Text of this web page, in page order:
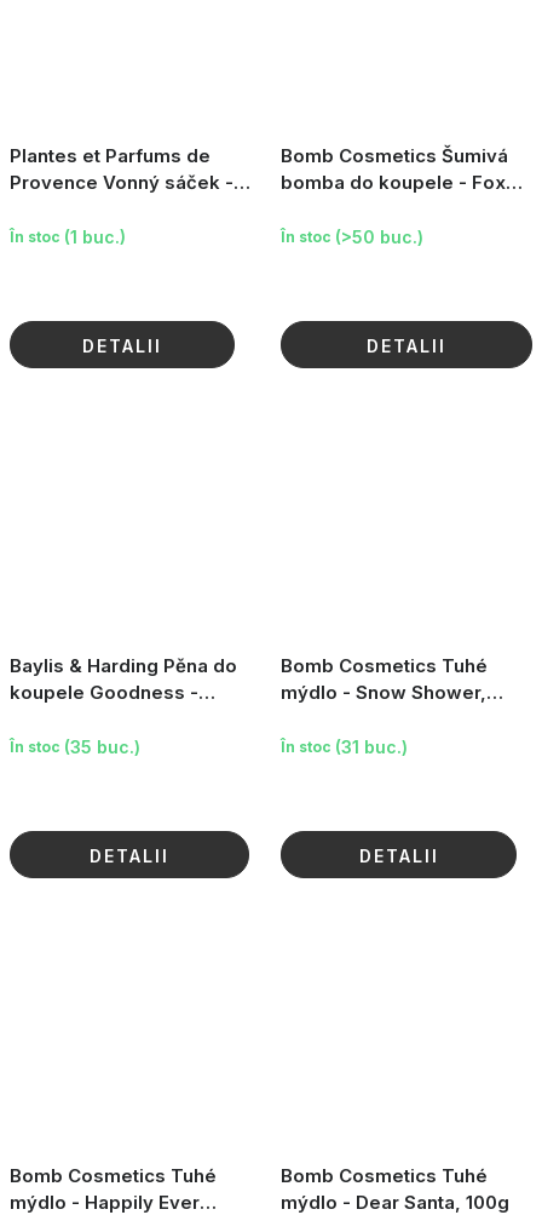
Plantes et Parfums de
Provence Vonný sáček -
În stoc (1 buc.)
DETALII
Bomb Cosmetics Šumivá
bomba do koupele - Foxy
În stoc (>50 buc.)
DETALII
Baylis & Harding Pěna do
koupele Goodness -
500ml
În stoc (35 buc.)
DETALII
Bomb Cosmetics Tuhé
mýdlo - Snow Shower,
În stoc (31 buc.)
DETALII
Bomb Cosmetics Tuhé
mýdlo - Happily Ever
Bomb Cosmetics Tuhé
mýdlo - Dear Santa, 100g